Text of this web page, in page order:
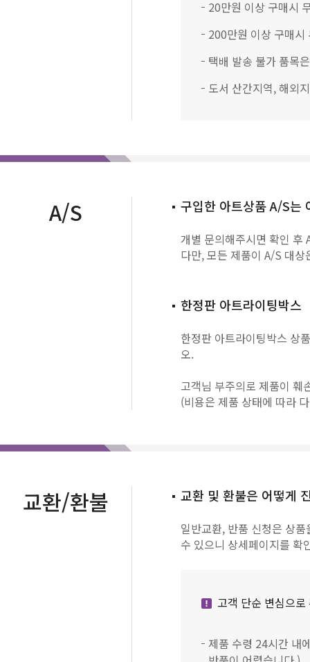
20만원 이상 구매시
200만원 이상 구매시
택배 발송 불가 품목
도서 산간지역, 해외
A/S 구입한 아트상품 A/S는
개별 문의해주시면 확인 후
다만, 모든 제품이 A/S 대
한정판 아트라이팅박스
한정판 아트라이팅박스 상
오.
고객님 부주의로 제품이 훼
(비용은 제품 상태에 따라
교환/환불 교환 및 환불은 어떻게
일반교환, 반품 신청은 상
수 있으니 상세페이지를 확
고객 단순 변심으
제품 수령 24시간 내